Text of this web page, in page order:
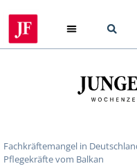
Fachkräftemangel in
Pflegekräfte vom Balkan